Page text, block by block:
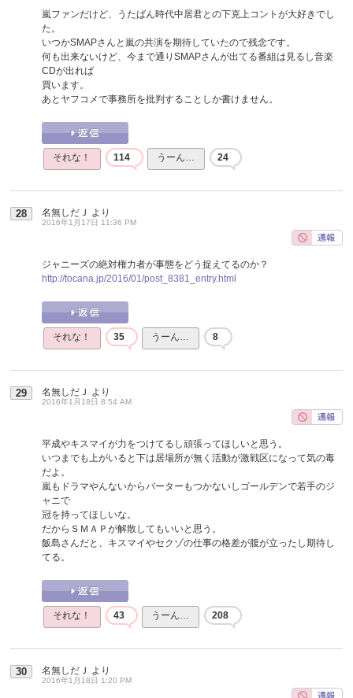
嵐ファンだけど、うたばん時代中居君との下克上コントが大好きでし
た。
いつかSMAPさんと嵐の共演を期待していたので残念です。
何も出来ないけど、今まで通りSMAPさんが出てる番組は見るし音楽
CDが出れば
買います。
あとヤフコメで事務所を批判することしか書けません。
それな！ 114 うーん… 24
28 名無しだＪ より
2016年1月17日 11:36 PM
ジャニーズの絶対権力者が事態をどう捉えてるのか？
http://tocana.jp/2016/01/post_8381_entry.html
それな！ 35 うーん… 8
29 名無しだＪ より
2016年1月18日 8:54 AM
平成やキスマイが力をつけてるし頑張ってほしいと思う。
いつまでも上がいると下は居場所が無く活動が激戦区になって気の毒
だよ。
嵐もドラマやんないからバーターもつかないしゴールデンで若手のジ
ャニで
冠を持ってほしいな。
だからＳＭＡＰが解散してもいいと思う。
飯島さんだと、キスマイやセクゾの仕事の格差が腹が立ったし期待し
てる。
それな！ 43 うーん… 208
30 名無しだＪ より
2016年1月18日 1:20 PM